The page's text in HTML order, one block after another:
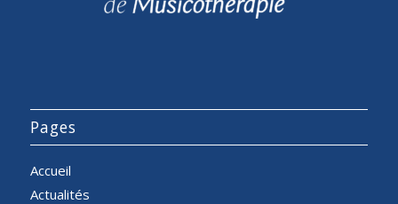
Pages
Accueil
Actualités